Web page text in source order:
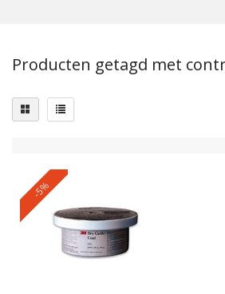
Producten getagd met
-5%